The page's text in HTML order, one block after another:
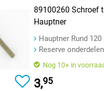
Gemiddelde
89100260 Schroef
Hauptner
Hauptner Rund 120
Reserve onderdelen
Nog 10+ in
3,95